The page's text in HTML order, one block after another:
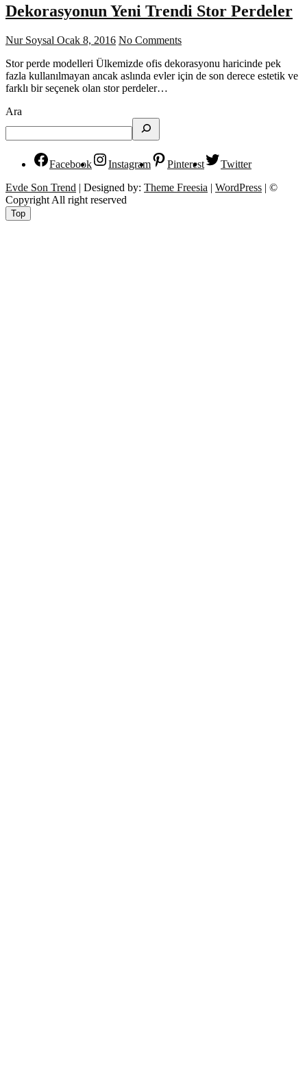
Dekorasyonun Yeni Trendi Stor Perdeler
Nur Soysal Ocak 8, 2016 No Comments
Stor perde modelleri Ülkemizde ofis dekorasyonu haricinde pek
fazla kullanılmayan ancak aslında evler için de son derece estetik ve
farklı bir seçenek olan stor perdeler…
Ara
Facebook Instagram Pinterest
Twitter
Evde Son Trend | Designed by: Theme Freesia | WordPress | ©
Copyright All right reserved
Top